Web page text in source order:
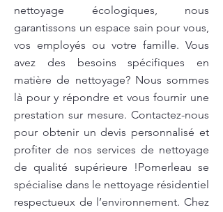
nettoyage écologiques, nous
garantissons un espace sain pour vous,
vos employés ou votre famille. Vous
avez des besoins spécifiques en
matière de nettoyage? Nous sommes
là pour y répondre et vous fournir une
prestation sur mesure. Contactez-nous
pour obtenir un devis personnalisé et
profiter de nos services de nettoyage
de qualité supérieure !Pomerleau se
spécialise dans le nettoyage résidentiel
respectueux de l’environnement. Chez